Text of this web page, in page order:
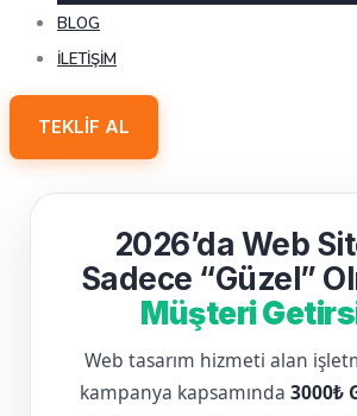
BLOG
İLETIŞIM
TEKLIF AL
2026’da Web
Sadece “Güzel”
Müşteri
Web tasarım hizmeti alan
kampanya kapsamında 3000₺